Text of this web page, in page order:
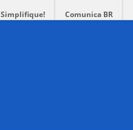
Simplifique! Comunica BR